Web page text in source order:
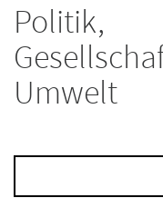
Politik,
Umwelt